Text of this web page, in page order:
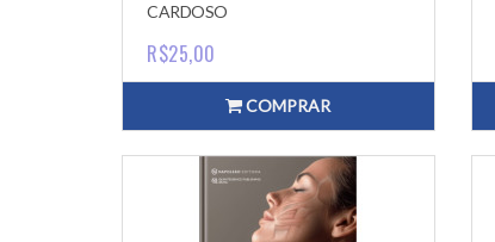
CARDOSO
R$25,00
COMPRAR